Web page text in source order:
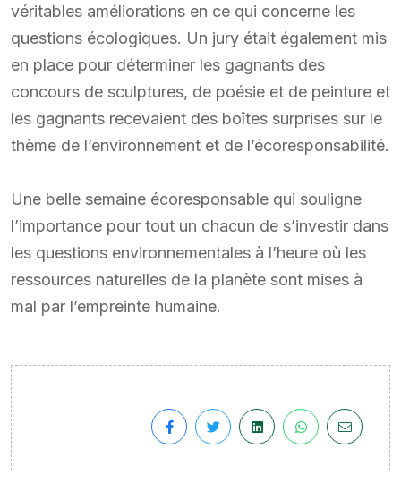
véritables améliorations en ce qui concerne les
questions écologiques. Un jury était également mis
en place pour déterminer les gagnants des
concours de sculptures, de poésie et de peinture et
les gagnants recevaient des boîtes surprises sur le
thème de l’environnement et de l’écoresponsabilité.
Une belle semaine écoresponsable qui souligne
l’importance pour tout un chacun de s’investir dans
les questions environnementales à l’heure où les
ressources naturelles de la planète sont mises à
mal par l’empreinte humaine.